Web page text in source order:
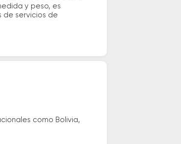
y peso, es
de servicios de
como Bolivia,